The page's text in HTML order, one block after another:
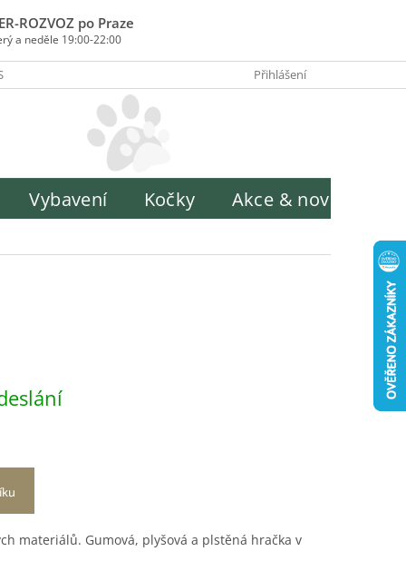
ROZVOZ po Praze
a neděle 19:00-22:00
PLATBY INFORMACE O ZPRACOVÁNÍ OSOBNÍCH ÚDAJŮ
Přihlášení
Vybavení Kočky Akce & novinky
materiálů. Gumová, plyšová a plstěná hračka v